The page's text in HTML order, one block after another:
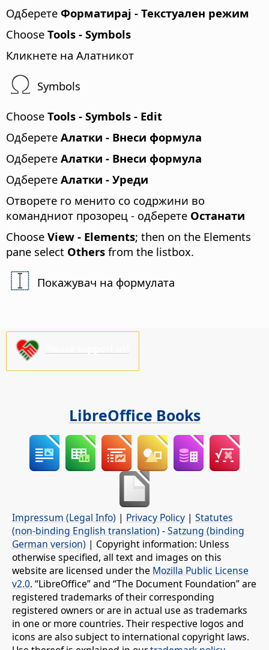
Одберете Форматирај - Текстуален режим
Choose Tools - Symbols
Кликнете на Алатникот
Symbols
Choose Tools - Symbols - Edit
Одберете Алатки - Внеси формула
Одберете Алатки - Внеси формула
Одберете Алатки - Уреди
Отворете го менито со содржини во
командниот прозорец - одберете Останати
Choose View - Elements; then on the Elements
pane select Others from the listbox.
Покажувач на формулата
LibreOffice Books
Impressum (Legal Info) | Privacy Policy | Statutes
(non-binding English translation) -Satzung (binding
German version) | Copyright information: Unless
otherwise specified, all text and images on this
website are licensed under the Mozilla Public License
v2.0. “LibreOffice” and “The Document Foundation” are
registered trademarks of their corresponding
registered owners or are in actual use as trademarks
in one or more countries. Their respective logos and
icons are also subject to international copyright laws.